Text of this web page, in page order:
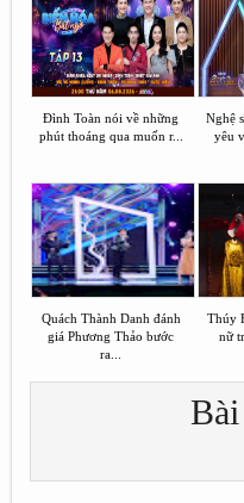
Đình Toàn nói về những
phút thoáng qua muốn r...
Nghệ
yêu
Quách Thành Danh đánh
giá Phương Thảo bước
ra...
Thúy
nữ